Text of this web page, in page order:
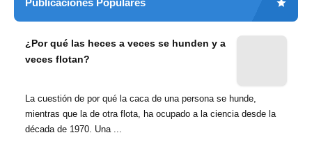
Publicaciones Populares
¿Por qué las heces a veces se hunden y a
veces flotan?
La cuestión de por qué la caca de una persona se hunde,
mientras que la de otra flota, ha ocupado a la ciencia desde la
década de 1970. Una ...